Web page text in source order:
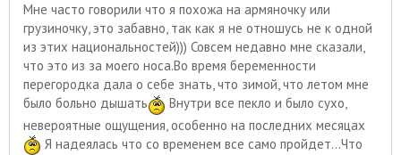
Мне часто говорили что я похожа на армяночку или
грузиночку, это забавно, так как я не отношусь не к одной
из этих национальностей))) Совсем недавно мне сказали,
что это из за моего носа.Во время беременности
перегородка дала о себе знать, что зимой, что летом мне
было больно дышать
Внутри все пекло и было сухо,
невероятные ощущения, особенно на последних месяцах
Я надеялась что со временем все само пройдет...Что